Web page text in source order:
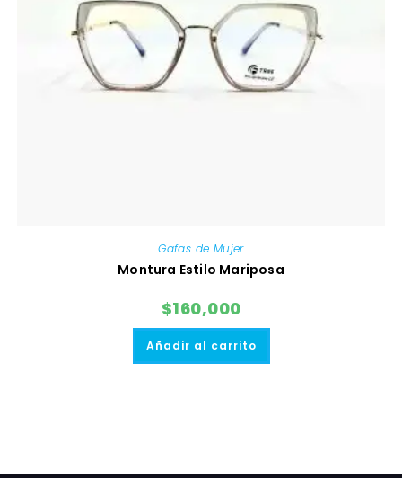
Gafas de Mujer
Montura Estilo Mariposa
$160,000
Añadir al carrito